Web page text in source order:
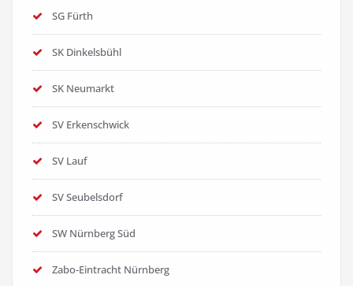
SG Fürth
SK Dinkelsbühl
SK Neumarkt
SV Erkenschwick
SV Lauf
SV Seubelsdorf
SW Nürnberg Süd
Zabo-Eintracht Nürnberg